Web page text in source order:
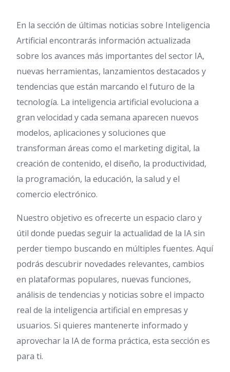
En la sección de últimas noticias sobre Inteligencia
Artificial encontrarás información actualizada
sobre los avances más importantes del sector IA,
nuevas herramientas, lanzamientos destacados y
tendencias que están marcando el futuro de la
tecnología. La inteligencia artificial evoluciona a
gran velocidad y cada semana aparecen nuevos
modelos, aplicaciones y soluciones que
transforman áreas como el marketing digital, la
creación de contenido, el diseño, la productividad,
la programación, la educación, la salud y el
comercio electrónico.
Nuestro objetivo es ofrecerte un espacio claro y
útil donde puedas seguir la actualidad de la IA sin
perder tiempo buscando en múltiples fuentes. Aquí
podrás descubrir novedades relevantes, cambios
en plataformas populares, nuevas funciones,
análisis de tendencias y noticias sobre el impacto
real de la inteligencia artificial en empresas y
usuarios. Si quieres mantenerte informado y
aprovechar la IA de forma práctica, esta sección es
para ti.